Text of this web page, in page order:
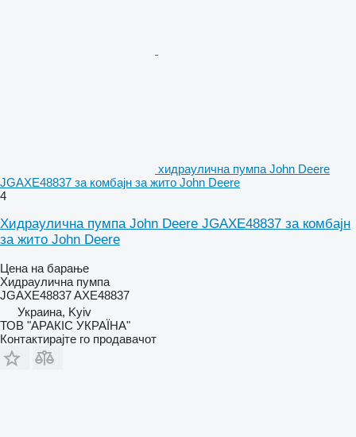
хидраулична пумпа John Deere
JGAXE48837 за комбајн за жито John Deere
4
Хидраулична пумпа John Deere JGAXE48837 за комбајн
за жито John Deere
Цена на барање
Хидраулична пумпа
JGAXE48837 AXE48837
Украина, Kyiv
ТОВ "АРАКІС УКРАЇНА"
Контактирајте го продавачот